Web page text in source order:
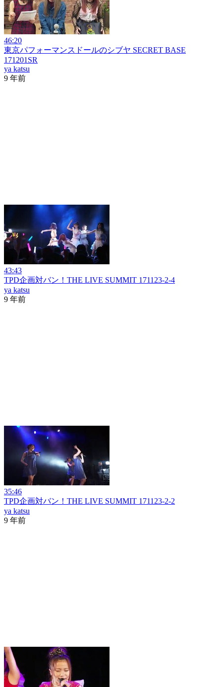
46:20
東京パフォーマンスドールのシブヤ SECRET BASE
171201SR
ya katsu
9 年前
43:43
TPD企画対バン！THE LIVE SUMMIT 171123-2-4
ya katsu
9 年前
35:46
TPD企画対バン！THE LIVE SUMMIT 171123-2-2
ya katsu
9 年前